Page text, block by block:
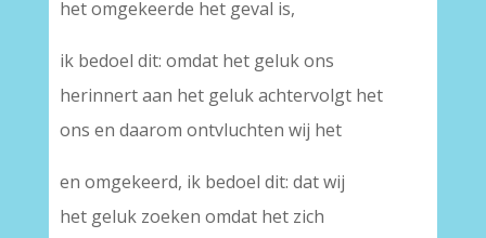
het omgekeerde het geval is,
ik bedoel dit: omdat het geluk ons
herinnert aan het geluk achtervolgt het
ons en daarom ontvluchten wij het
en omgekeerd, ik bedoel dit: dat wij
het geluk zoeken omdat het zich